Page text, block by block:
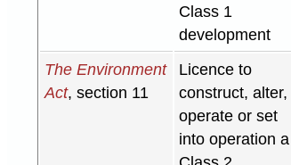
Class 1
development
The Environment
Act, section 11
Licence to
construct, alter,
operate or set
into operation a